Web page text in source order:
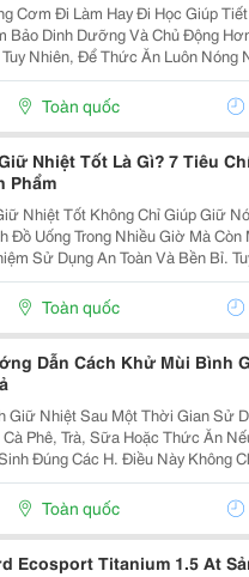
Cơm Đi Làm Hay Đi Học Giúp
Bảo Dinh Dưỡng Và Chủ Động
Nhiên, Để Thức Ăn Luôn Nóng
Việc Lựa Chọn Một Chiếc Hộp
Là Điều Rất Quan Trọng. Bài Viết
Toàn quốc
Nhiệt Tốt Là Gì? 7 Tiêu
Phẩm
Nhiệt Tốt Không Chỉ Giúp Giữ
Đồ Uống Trong Nhiều Giờ Mà Còn
Sử Dụng An Toàn Và Bền Bỉ.
Trăm Mẫu Mã Trên Thị Trường,
Nào Cũng Đáp Ứng Được Chất
Toàn quốc
Dẫn Cách Khử Mùi Bình
Giữ Nhiệt Sau Một Thời Gian Sử
Cà Phê, Trà, Sữa Hoặc Thức Ăn
Đúng Các H. Điều Này Không
Hương Vị Đồ Uống Mà Còn Gây
Tìm Hiểu Những Cách Khử Mùi
Toàn quốc
Ecosport Titanium 1.5 At